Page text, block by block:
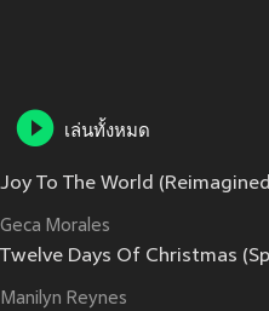
เล่นทั้งหมด
Joy To The World
Geca Morales
Twelve Days Of Christmas
Manilyn Reynes